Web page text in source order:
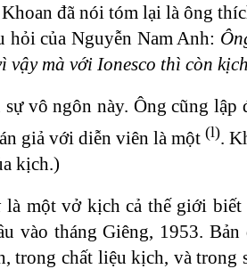
đã nói tóm lại là ông
hỏi của Nguyễn Nam Anh:
vậy mà với Ionesco thì còn
vô ngôn này. Ông cũng
giả với diễn viên là một (l).
kịch.)
là một vở kịch cả thế giới biết
vào tháng Giêng, 1953.
trong chất liệu kịch, và